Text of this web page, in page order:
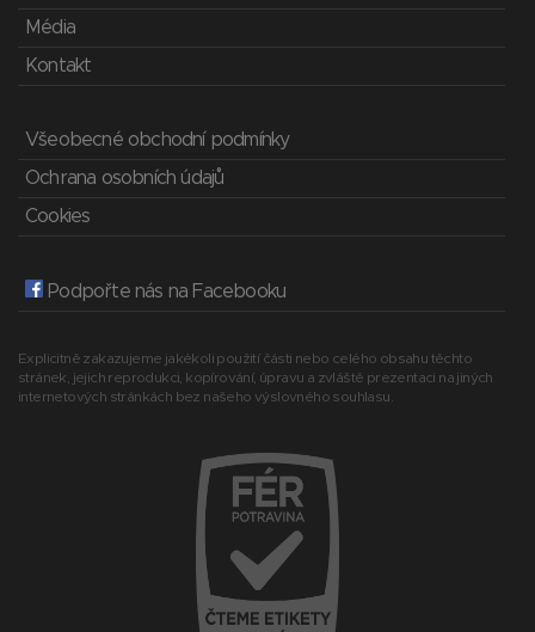
Média
Kontakt
Všeobecné obchodní podmínky
Ochrana osobních údajů
Cookies
Podpořte nás na Facebooku
Explicitně zakazujeme jakékoli použití části nebo celého obsahu těchto
stránek, jejich reprodukci, kopírování, úpravu a zvláště prezentaci na jiných
internetových stránkách bez našeho výslovného souhlasu.